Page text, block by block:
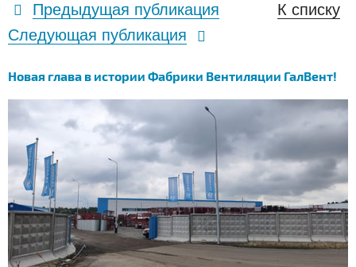
Предыдущая публикация
К списку
Следующая публикация
Новая глава в истории Фабрики Вентиляции ГалВент!